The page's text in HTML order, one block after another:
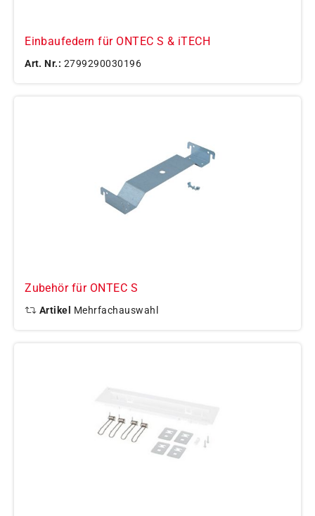
Einbaufedern für ONTEC S & iTECH
Art. Nr.: 2799290030196
Zubehör für ONTEC S
Artikel Mehrfachauswahl